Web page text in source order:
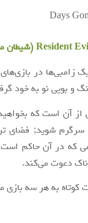
زامبی‌ها در
و بویی نو به خود
از آن است که
شوید; فضای
که در آن حاکم
دعوت می‌کند.
کوتاه به هر سه بازی